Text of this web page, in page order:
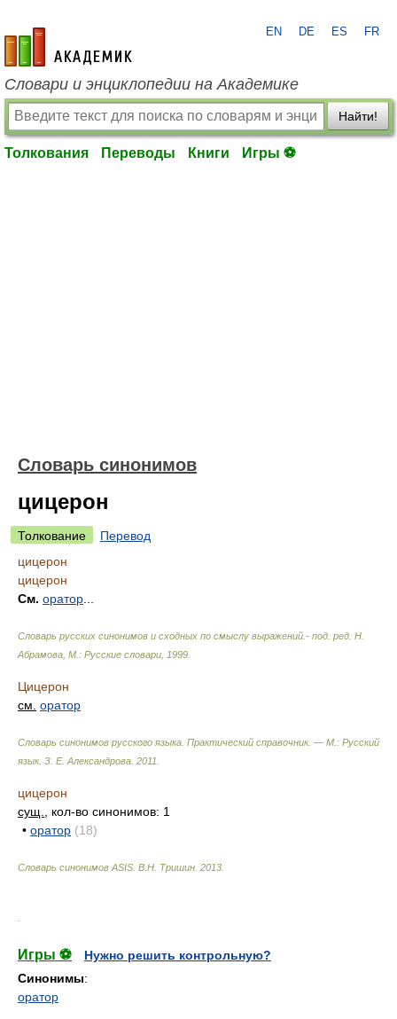
academic.ru
EN DE ES FR
Словари и энциклопедии на Академике
Найти!
Толкования Переводы Книги Игры ⚽
Словарь синонимов
цицерон
Толкование
Перевод
цицерон
цицерон
См. оратор
Словарь русских синонимов и сходных по смыслу выражений.- под. ред. Н.
Абрамова, М.: Русские словари 1999
Цицерон
см. оратор
Словарь синонимов русского языка. Практический справочник. — М.: Русский
язык. З. Е. Александрова 2011
цицерон
сущ.
, кол-во синонимов: 1
• оратор (18)
Словарь синонимов ASIS. В.Н. Тришин 2013
Игры ⚽
Нужно решить контрольную?
Синонимы:
оратор